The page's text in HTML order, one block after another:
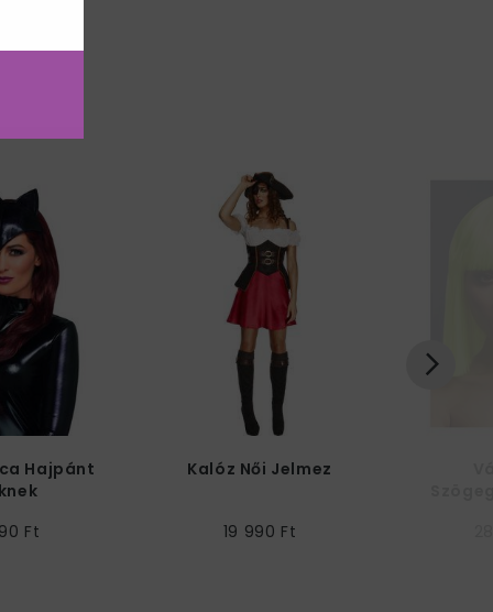
Hajpánt
Ft
Kalóz Női Jelmez
19 990 Ft